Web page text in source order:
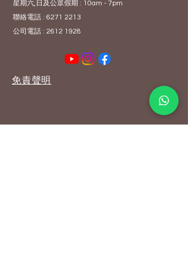
星期六,日及公眾假期 : 10am - 7pm
聯絡電話 : 6271 2213
公司電話 : 2612 1928
免責聲明